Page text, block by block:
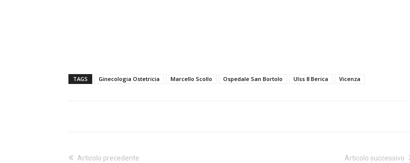
TAGS Ginecologia Ostetricia Marcello Scollo Ospedale San Bortolo Ulss 8 Berica Vicenza
Articolo precedente Articolo successivo